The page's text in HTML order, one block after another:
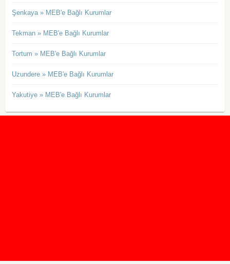
Şenkaya » MEB'e Bağlı Kurumlar
Tekman » MEB'e Bağlı Kurumlar
Tortum » MEB'e Bağlı Kurumlar
Uzundere » MEB'e Bağlı Kurumlar
Yakutiye » MEB'e Bağlı Kurumlar